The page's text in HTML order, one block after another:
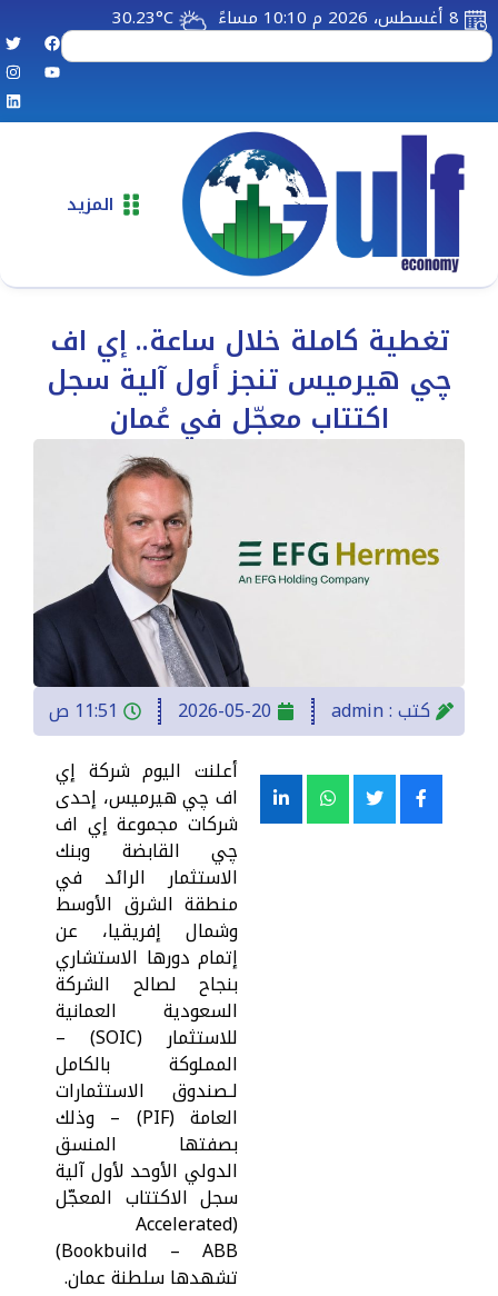
8 أغسطس، 2026 م 10:10 مساءً 30.23°C
المزيد
تغطية كاملة خلال ساعة.. إي اف
چي هيرميس تنجز أول آلية سجل
اكتتاب معجّل في عُمان
كتب :admin
2026-05-20
11:51 ص
أعلنت اليوم شركة إي
اف چي هيرميس، إحدى
شركات مجموعة إي اف
چي القابضة وبنك
الاستثمار الرائد في
منطقة الشرق الأوسط
وشمال إفريقيا، عن
إتمام دورها الاستشاري
بنجاح لصالح الشركة
السعودية العمانية
للاستثمار (SOIC) –
المملوكة بالكامل
لـصندوق الاستثمارات
العامة (PIF) – وذلك
بصفتها المنسق
الدولي الأوحد لأول آلية
سجل الاكتتاب المعجّل
(Accelerated
Bookbuild – ABB)
تشهدها سلطنة عمان.